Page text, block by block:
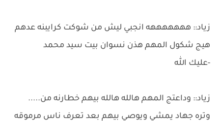
زياد:: هههههههه انجبي ليش من شوكت كرايبنه عدهم
هيج شكول المهم هذن نسوان بيت سيد محمد
-عليك الله
زياد:: وداعتج المهم هالله هالله بيهم خطارنه من.....
وتره جهاد يمشي ويوصي بيهم بعد تعرف ناس مرموقه